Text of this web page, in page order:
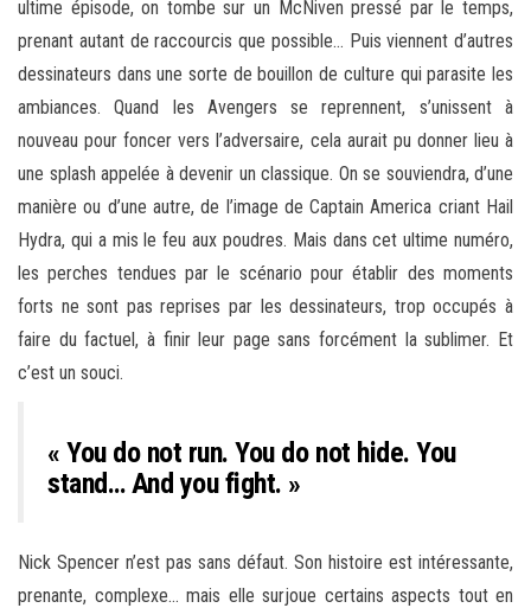
ultime épisode, on tombe sur un McNiven pressé par le temps,
prenant autant de raccourcis que possible… Puis viennent d’autres
dessinateurs dans une sorte de bouillon de culture qui parasite les
ambiances. Quand les Avengers se reprennent, s’unissent à
nouveau pour foncer vers l’adversaire, cela aurait pu donner lieu à
une splash appelée à devenir un classique. On se souviendra, d’une
manière ou d’une autre, de l’image de Captain America criant Hail
Hydra, qui a mis le feu aux poudres. Mais dans cet ultime numéro,
les perches tendues par le scénario pour établir des moments
forts ne sont pas reprises par les dessinateurs, trop occupés à
faire du factuel, à finir leur page sans forcément la sublimer. Et
c’est un souci.
« You do not run. You do not hide. You
stand… And you fight. »
Nick Spencer n’est pas sans défaut. Son histoire est intéressante,
prenante, complexe… mais elle surjoue certains aspects tout en